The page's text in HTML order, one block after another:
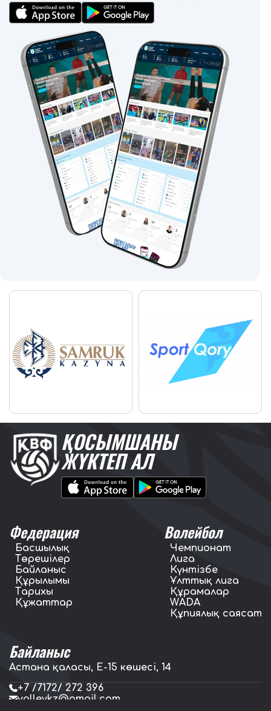
ҚОСЫМШАНЫ
ЖҮКТЕП АЛ
Федерация
Басшылық
Төрешілер
Байланыс
Құрылымы
Тарихы
Құжаттар
Волейбол
Чемпионат
Лига
Күнтізбе
Ұлттық лига
Құрамалар
WADA
Құпиялық саясат
Байланыс
Астана қаласы, E-15 көшесі, 14
+7 /7172/ 272 396
volleykz@gmail.com